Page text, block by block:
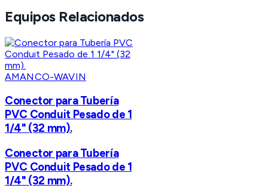
Equipos Relacionados
AMANCO-WAVIN
Conector para Tubería
PVC Conduit Pesado de 1
1/4" (32 mm).
Conector para Tubería
PVC Conduit Pesado de 1
1/4" (32 mm).